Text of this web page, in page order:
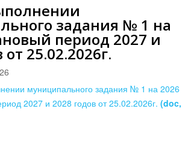
задания № 1 на
период 2027 и
от 25.02.2026г.
муниципального задания № 1 на 2026
2027 и 2028 годов от 25.02.2026г. (doc,